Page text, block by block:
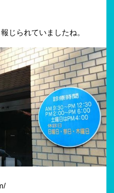
じられていましたね。